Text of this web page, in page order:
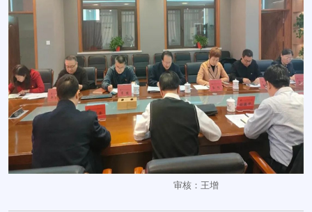
审核：王增